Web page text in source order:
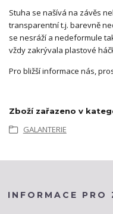
Stuha se našívá na závěs
transparentní t.j. barevně
se nesráží a nedeformule
vždy zakrývala plastové
Pro bližší informace nás,
Zboží zařazeno v
GALANTERIE
INFORMACE PRO